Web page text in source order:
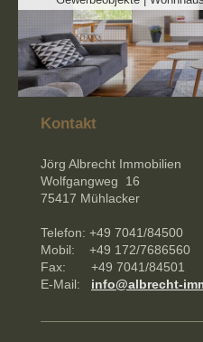
Kontakt
Jörg Albrecht Immobilien
Wolfgangweg 16
75417 Mühlacker
Telefon: +49 7041/84500
Mobil: +49 172/7686560
Fax: +49 7041/84501
E-Mail: info@albrecht-